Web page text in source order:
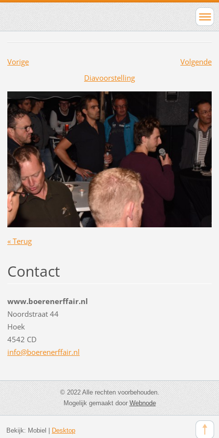
Vorige
Volgende
Diavoorstelling
« Terug
Contact
www.boerenerffair.nl
Noordstraat 44
Hoek
4542 CD
info@boerenerffair.nl
© 2022 Alle rechten voorbehouden.
Mogelijk gemaakt doorWebnode
Bekijk: Mobiel | Desktop